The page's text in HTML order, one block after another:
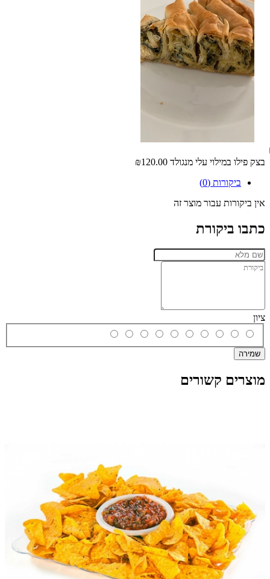
בצק פילו במילוי עלי מנגולד ₪120.00
ביקורות (0)
אין ביקורות עבור מוצר זה
כתבו ביקורת
ציון
שמירה
מוצרים קשורים